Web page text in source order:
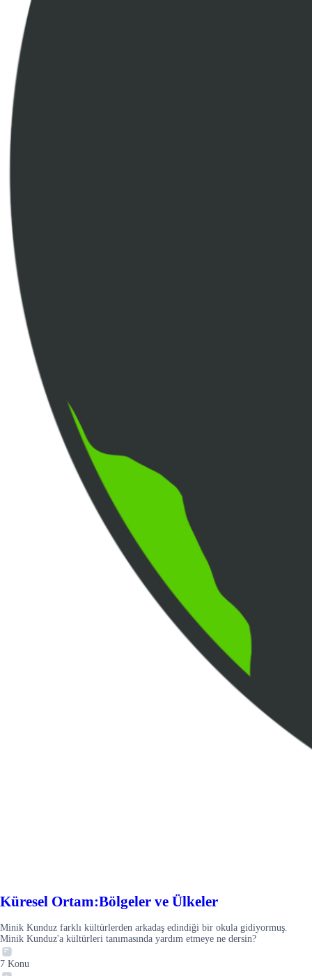
Küresel Ortam:Bölgeler ve Ülkeler
Minik Kunduz farklı kültürlerden arkadaş edindiği bir okula gidiyormuş.
Minik Kunduz'a kültürleri tanımasında yardım etmeye ne dersin?
7 Konu